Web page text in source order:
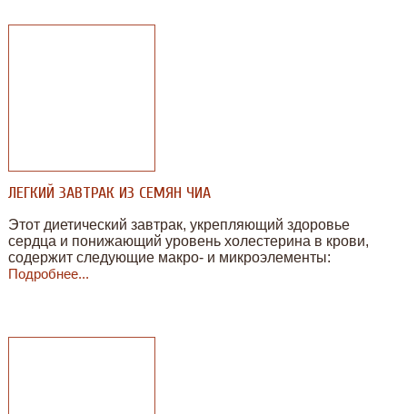
ЛЕГКИЙ ЗАВТРАК ИЗ СЕМЯН ЧИА
Этот диетический завтрак, укрепляющий здоровье
сердца и понижающий уровень холестерина в крови,
содержит следующие макро- и микроэлементы:
Подробнее...